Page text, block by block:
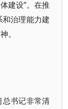
建设”。在推
治理能力建
。
书记非常清